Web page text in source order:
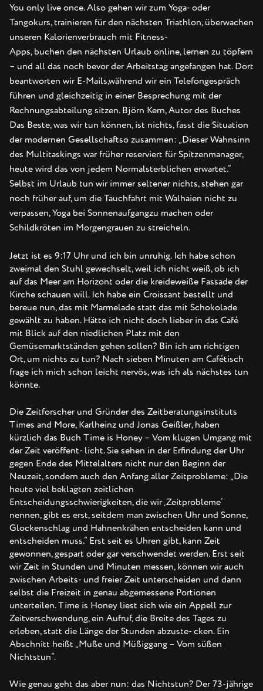
You only live once. Also gehen wir zum Yoga- oder
Tangokurs, trainieren für den nächsten Triathlon, überwachen
unseren Kalorienverbrauch mit Fitness-
Apps, buchen den nächsten Urlaub online, lernen zu töpfern
– und all das noch bevor der Arbeitstag angefangen hat. Dort
beantworten wir E-Mails,während wir ein Telefongespräch
führen und gleichzeitig in einer Besprechung mit der
Rechnungsabteilung sitzen. Björn Kern, Autor des Buches
Das Beste, was wir tun können, ist nichts, fasst die Situation
der modernen Gesellschaftso zusammen: „Dieser Wahnsinn
des Multitaskings war früher reserviert für Spitzenmanager,
heute wird das von jedem Normalsterblichen erwartet.“
Selbst im Urlaub tun wir immer seltener nichts, stehen gar
noch früher auf, um die Tauchfahrt mit Walhaien nicht zu
verpassen, Yoga bei Sonnenaufgangzu machen oder
Schildkröten im Morgengrauen zu streicheln.
Jetzt ist es 9:17 Uhr und ich bin unruhig. Ich habe schon
zweimal den Stuhl gewechselt, weil ich nicht weiß, ob ich
auf das Meer am Horizont oder die kreideweiße Fassade der
Kirche schauen will. Ich habe ein Croissant bestellt und
bereue nun, das mit Marmelade statt das mit Schokolade
gewählt zu haben. Hätte ich nicht doch lieber in das Café
mit Blick auf den niedlichen Platz mit den
Gemüsemarktständen gehen sollen? Bin ich am richtigen
Ort, um nichts zu tun? Nach sieben Minuten am Cafétisch
frage ich mich schon leicht nervös, was ich als nächstes tun
könnte.
Die Zeitforscher und Gründer des Zeitberatungsinstituts
Times and More, Karlheinz und Jonas Geißler, haben
kürzlich das Buch Time is Honey – Vom klugen Umgang mit
der Zeit veröffent- licht. Sie sehen in der Erfindung der Uhr
gegen Ende des Mittelalters nicht nur den Beginn der
Neuzeit, sondern auch den Anfang aller Zeitprobleme: „Die
heute viel beklagten zeitlichen
Entscheidungsschwierigkeiten, die wir ‚Zeitprobleme‘
nennen, gibt es erst, seitdem man zwischen Uhr und Sonne,
Glockenschlag und Hahnenkrähen entscheiden kann und
entscheiden muss.“ Erst seit es Uhren gibt, kann Zeit
gewonnen, gespart oder gar verschwendet werden. Erst seit
wir Zeit in Stunden und Minuten messen, können wir auch
zwischen Arbeits- und freier Zeit unterscheiden und dann
selbst die Freizeit in genau abgemessene Portionen
unterteilen. Time is Honey liest sich wie ein Appell zur
Zeitverschwendung, ein Aufruf, die Breite des Tages zu
erleben, statt die Länge der Stunden abzuste- cken. Ein
Abschnitt heißt „Muße und Müßiggang – Vom süßen
Nichtstun“.
Wie genau geht das aber nun: das Nichtstun? Der 73-jährige